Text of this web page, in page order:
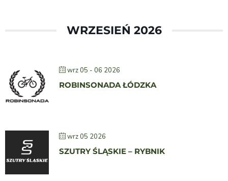
WRZESIEŃ 2026
wrz 05 - 06 2026
ROBINSONADA ŁÓDZKA
wrz 05 2026
SZUTRY ŚLĄSKIE – RYBNIK